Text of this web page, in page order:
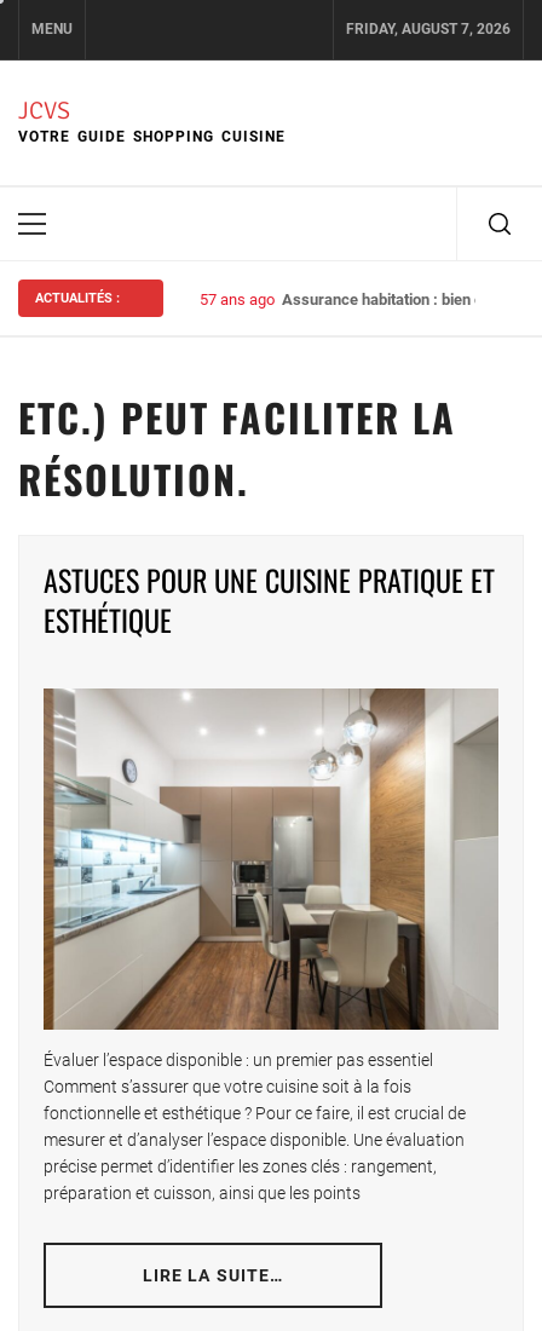
content
MENU FRIDAY, AUGUST 7, 2026
JCVS
VOTRE GUIDE SHOPPING CUISINE
Primary
ACTUALITÉS : 57 ans ago Assurance habitation : bien choisir
ETC.) PEUT FACILITER LA
RÉSOLUTION.
ASTUCES POUR UNE CUISINE PRATIQUE ET
ESTHÉTIQUE
Évaluer l’espace disponible : un premier pas essentiel
Comment s’assurer que votre cuisine soit à la fois
fonctionnelle et esthétique ? Pour ce faire, il est crucial de
mesurer et d’analyser l’espace disponible. Une évaluation
précise permet d’identifier les zones clés : rangement,
préparation et cuisson, ainsi que les points
LIRE LA SUITE…
publications